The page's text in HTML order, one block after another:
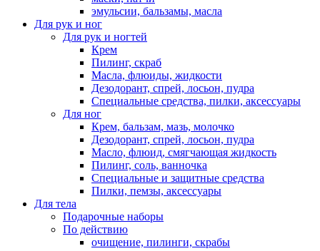
эмульсии, бальзамы, масла
Для рук и ног
Для рук и ногтей
Крем
Пилинг, скраб
Масла, флюиды, жидкости
Дезодорант, спрей, лосьон, пудра
Специальные средства, пилки, аксессуары
Для ног
Крем, бальзам, мазь, молочко
Дезодорант, спрей, лосьон, пудра
Масло, флюид, смягчающая жидкость
Пилинг, соль, ванночка
Специальные и защитные средства
Пилки, пемзы, аксессуары
Для тела
Подарочные наборы
По действию
очищение, пилинги, скрабы